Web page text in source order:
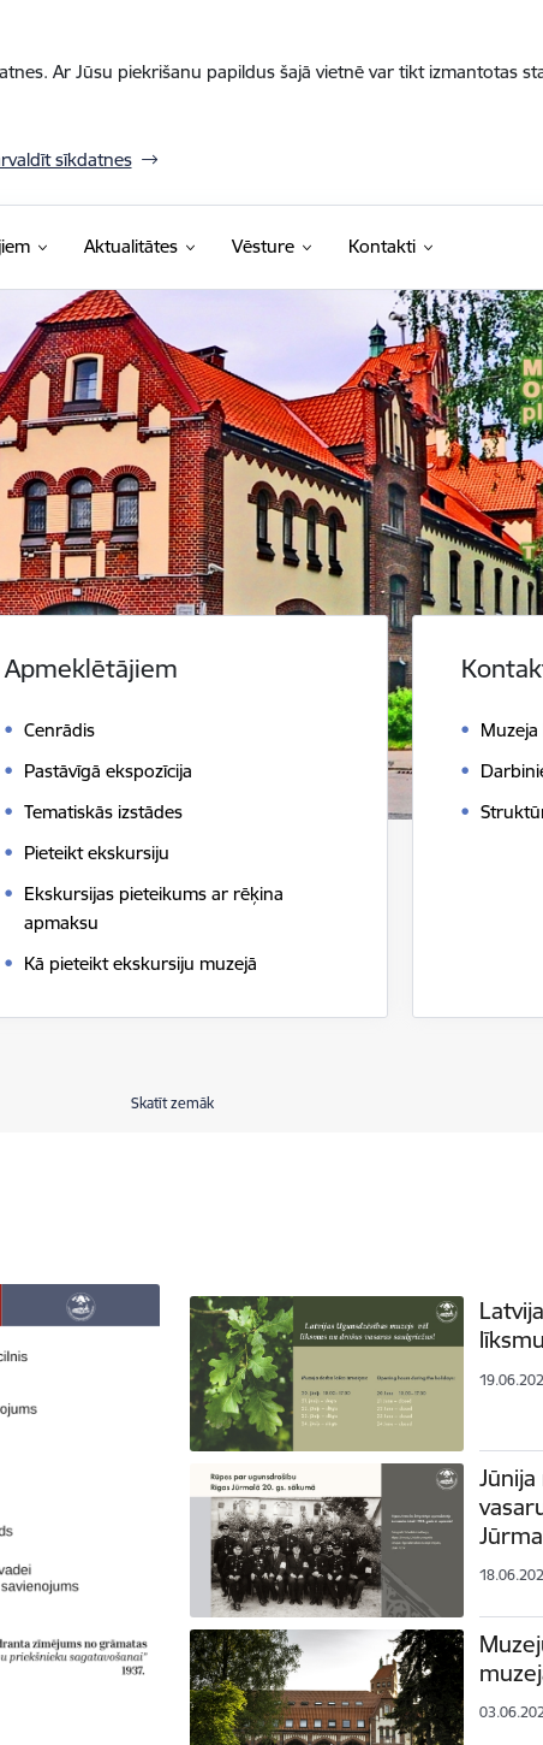
Ar Jūsu piekrišanu papildus šajā vietnē var tikt izmantotas
sīkdatnes
Aktualitātes Vēsture Kontakti
Apmeklētājiem
Cenrādis
Pastāvīgā ekspozīcija
Tematiskās izstādes
Pieteikt ekskursiju
Ekskursijas pieteikums ar rēķina
apmaksu
Kā pieteikt ekskursiju muzejā
Skatīt zemāk